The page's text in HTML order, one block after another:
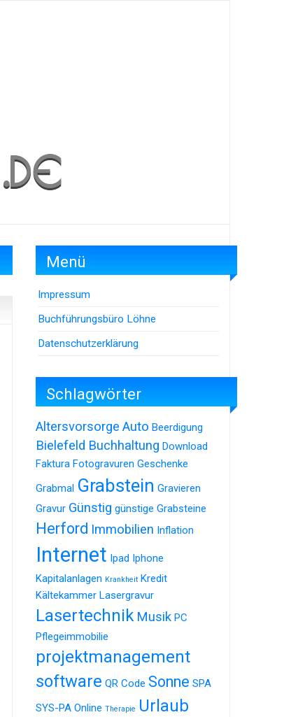
Menü
Impressum
Buchführungsbüro Löhne
Datenschutzerklärung
Schlagwörter
Altersvorsorge Auto Beerdigung
Bielefeld Buchhaltung Download
Faktura Fotogravuren Geschenke
Grabmal Grabstein Gravieren
Gravur Günstig günstige Grabsteine
Herford Immobilien Inflation
Internet Ipad Iphone
Kapitalanlagen Krankheit Kredit
Kältekammer Lasergravur
Lasertechnik Musik PC
Pflegeimmobilie
projektmanagement
software QR Code Sonne SPA
SYS-PA Online Therapie Urlaub